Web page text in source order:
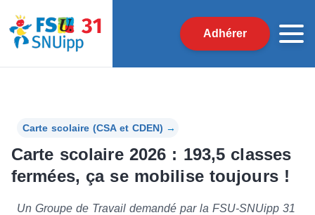
Adhérer
Carte scolaire (CSA et CDEN) →
Carte scolaire 2026 : 193,5 classes
fermées, ça se mobilise toujours !
Un Groupe de Travail demandé par la FSU-SNUipp 31